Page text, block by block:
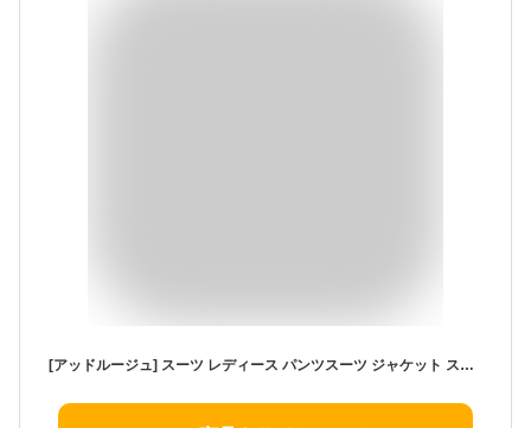
[アッドルージュ] スーツ レディース パンツスーツ ジャケット ストレッチ 入学式 卒業式 入園式 卒園式 母 ママ セレモニー フォーマル 【t5260】 ブラックミックス×ブラック 15号ABR